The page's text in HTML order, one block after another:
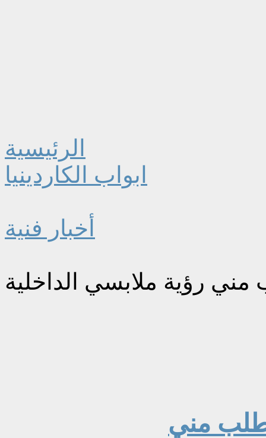
الرئيسية
ابواب الكاردينيا
أخبار فنية
رؤية ملابسي الداخلية
طلب مني